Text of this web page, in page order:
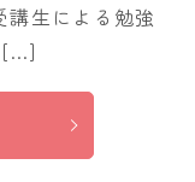
講生による勉強
[…]